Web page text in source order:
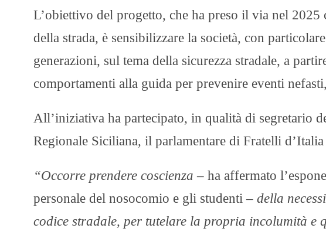
L’obiettivo del progetto, che ha preso il via nel
della strada, è sensibilizzare la società, con
generazioni, sul tema della sicurezza stradale, a
comportamenti alla guida per prevenire eventi
All’iniziativa ha partecipato, in qualità di segretario
Regionale Siciliana, il parlamentare di Fratelli d’Italia
“Occorre prendere coscienza– ha affermato
personale del nosocomio e gli studenti – della
codice stradale, per tutelare la propria incolumità